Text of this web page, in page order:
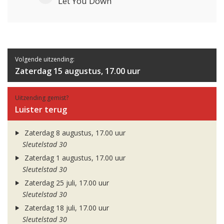
Volgende uitzending:
Zaterdag 15 augustus, 17.00 uur
Uitzending gemist?
Luister terug
Zaterdag 8 augustus, 17.00 uur
Sleutelstad 30
Zaterdag 1 augustus, 17.00 uur
Sleutelstad 30
Zaterdag 25 juli, 17.00 uur
Sleutelstad 30
Zaterdag 18 juli, 17.00 uur
Sleutelstad 30